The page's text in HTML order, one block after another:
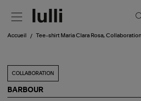
Accueil Tee-shirt Maria Clara Rosa, Collaboration
COLLABORATION
BARBOUR